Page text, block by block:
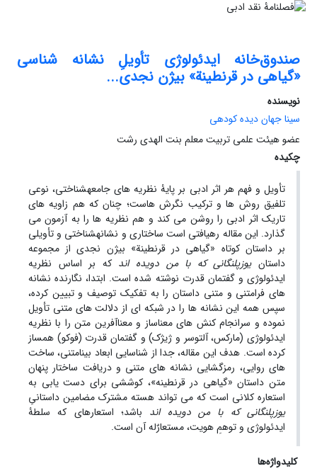
صندوق‌خانه ایدئولوژی تأویلِ نشانه شناسی
«گیاهی در قرنطینة» بیژن نجدی...
نویسنده
سینا جهان دیده کودهی
عضو هیئت علمی تربیت معلم بنت الهدی رشت
چکیده
تأویل و فهم هر اثر ادبی بر پایۀ نظریه های جامعه­شناختی، نوعی
تلفیق روش ها و ترکیب نگرش هاست؛ چنان که هم زاویه های
تاریک اثر ادبی را روشن می کند و هم نظریه ها را به آزمون می
گذارد. این مقاله رهیافتی است ساختاری و نشانه­شناختی و تأویلی
بر داستان کوتاه «گیاهی در قرنطینة» بیژن نجدی از مجموعه
داستانیوزپلنگانی که با من دویده اند که بر اساس نظریه
ایدئولوژی و گفتمان قدرت نوشته شده است. ابتدا، نگارنده نشانه
های فرامتنی و متنی داستان را به تفکیک توصیف و تبیین کرده،
سپس همه این نشانه ها را در شبکه ای از دلالت های متنی تأویل
نموده و سرانجام کنش های معناساز و معناآفرین متن را با نظریه
ایدئولوژی (مارکس، آلتوسر و ژیژک) و گفتمان قدرت (فوکو) همساز
کرده است. هدف این مقاله، جدا از شناسایی ابعاد بینامتنی، ساخت
های روایی، رمزگشایی نشانه های متنی و دریافت ساختار پنهان
متن داستان «گیاهی در قرنطینه»، کوششی برای دست یابی به
استعاره کلانی است که می تواند هسته مشترک مضامین داستانیِ
یوزپلنگانی که با من دویده اند باشد؛ استعاره­ای که سلطۀ
ایدئولوژی و توهمِ هویت، مستعارٌله آن است.
کلیدواژه‌ها